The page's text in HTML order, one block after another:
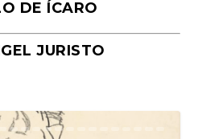
DE ÍCARO
JURISTO